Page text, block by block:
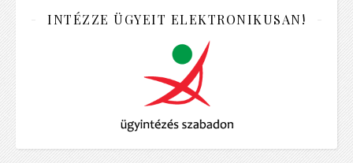
INTÉZZE ÜGYEIT ELEKTRONIKUSAN!